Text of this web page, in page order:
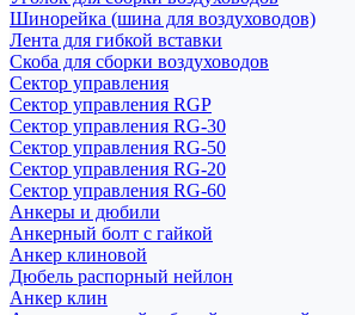
Шинорейка (шина для воздуховодов)
Лента для гибкой вставки
Скоба для сборки воздуховодов
Сектор управления
Сектор управления RGP
Сектор управления RG-30
Сектор управления RG-50
Сектор управления RG-20
Сектор управления RG-60
Анкеры и дюбили
Анкерный болт с гайкой
Анкер клиновой
Дюбель распорный нейлон
Анкер клин